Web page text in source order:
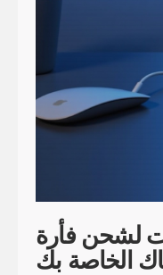
لشحن فأرة
الخاصة بك